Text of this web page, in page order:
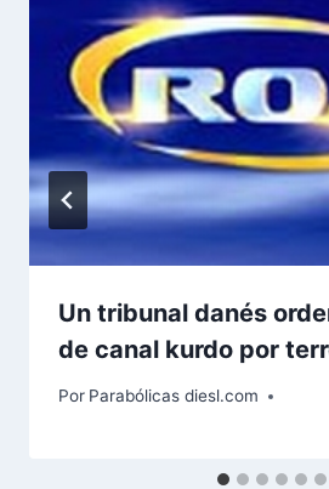
Un tribunal danés
de canal kurdo por
Por Parabólicas diesl.com